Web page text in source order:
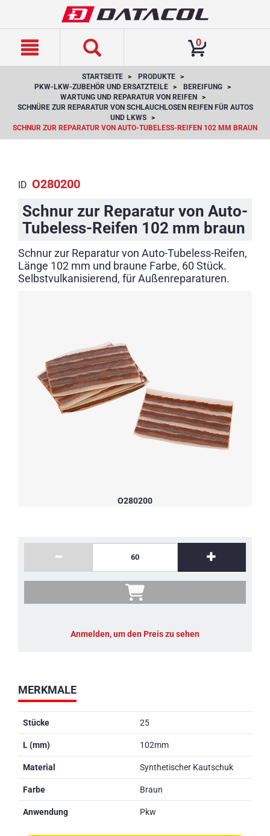
0
STARTSEITE
PRODUKTE
PKW-LKW-ZUBEHÖR UND ERSATZTEILE
BEREIFUNG
WARTUNG UND REPARATUR VON REIFEN
SCHNÜRE ZUR REPARATUR VON SCHLAUCHLOSEN REIFEN FÜR AUTOS
UND LKWS
SCHNUR ZUR REPARATUR VON AUTO-TUBELESS-REIFEN 102 MM BRAUN
O280200
ID O280200
Schnur zur Reparatur von Auto-
Tubeless-Reifen 102 mm braun
Schnur zur Reparatur von Auto-Tubeless-Reifen,
Länge 102 mm und braune Farbe, 60 Stück.
Selbstvulkanisierend, für Außenreparaturen.
MERKMALE
Stücke 25
L (mm) 102mm
Material Synthetischer Kautschuk
Farbe Braun
Anwendung Pkw
Anmelden, um den Preis zu sehen